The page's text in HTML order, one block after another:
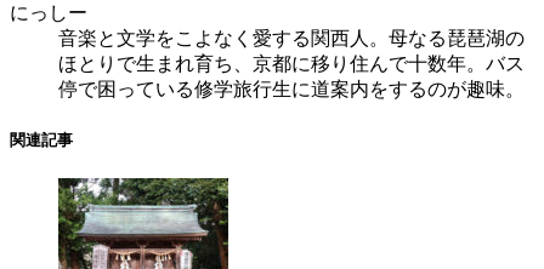
にっしー
音楽と文学をこよなく愛する関西人。母なる琵琶湖の
ほとりで生まれ育ち、京都に移り住んで十数年。バス
停で困っている修学旅行生に道案内をするのが趣味。
関連記事